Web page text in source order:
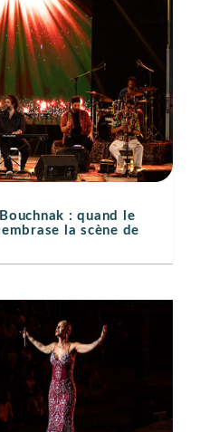
: quand le
la scène de